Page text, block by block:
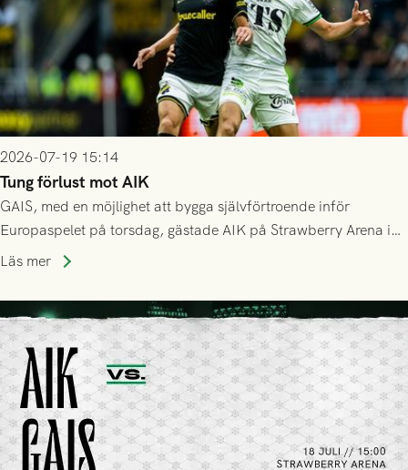
2026-07-19 15:14
Tung förlust mot AIK
GAIS, med en möjlighet att bygga självförtroende inför
Europaspelet på torsdag, gästade AIK på Strawberry Arena i
Stockholm . Men trots konstant hotande i första halvlek av
lyckades få in 2-0.
Läs mer